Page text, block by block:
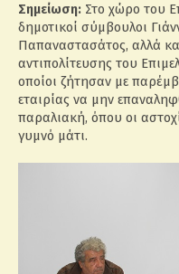
Σημείωση: Στο χώρο του
δημοτικοί σύμβουλοι
Παπαναστασάτος, αλλά
αντιπολίτευσης του
οποίοι ζήτησαν με
εταιρίας να μην
παραλιακή, όπου οι
γυμνό μάτι.